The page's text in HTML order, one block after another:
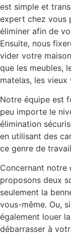
est simple et
expert chez vous
éliminer afin de
Ensuite, nous
vider votre
que les meubles,
matelas, les vieux
Notre équipe est
peu importe le
élimination
en utilisant des
ce genre de
Concernant notre
proposons deux
seulement la
vous-même. Ou,
également louer
débarrasser à